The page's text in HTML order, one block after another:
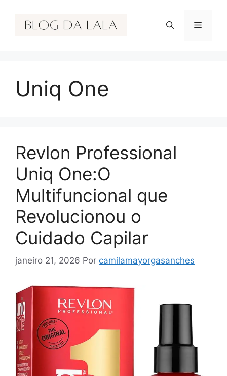
Menu
Uniq One
Revlon Professional
Uniq One:O
Multifuncional que
Revolucionou o
Cuidado Capilar
janeiro 21, 2026 Por camilamayorgasanches